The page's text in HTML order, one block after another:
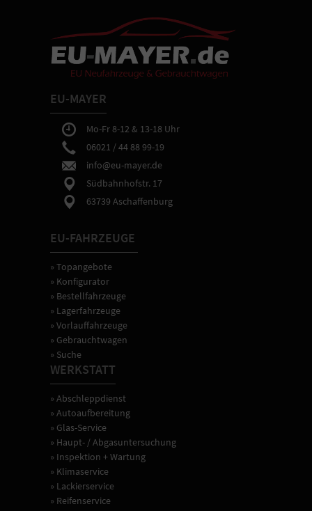
erhalten
bei
Abholung
in
Aschaffenburg
sowie
Fahrzeugtechnik.
EU-MAYER
Mo-Fr 8-12 & 13-18 Uhr
06021 / 44 88 99-19
info@eu-mayer.de
Südbahnhofstr. 17
63739 Aschaffenburg
EU-FAHRZEUGE
» Topangebote
» Konfigurator
» Bestellfahrzeuge
» Lagerfahrzeuge
» Vorlauffahrzeuge
» Gebrauchtwagen
» Suche
WERKSTATT
» Abschleppdienst
» Autoaufbereitung
» Glas-Service
» Haupt- / Abgasuntersuchung
» Inspektion + Wartung
» Klimaservice
» Lackierservice
» Reifenservice